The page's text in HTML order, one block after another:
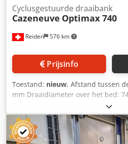
Reiden 576 km
Cyclusgestuurde draaibank
Cazeneuve Optimax 740
Prijsinfo
Toestand: nieuw, Afstand tussen
mm Draaidiameter over het bed:
over het slede: 460 mm
Spindelgat tot: Ø 140 mm
omw/min Aandrijfvermogen: 13/32
Afzokr Gewicht van de machine: